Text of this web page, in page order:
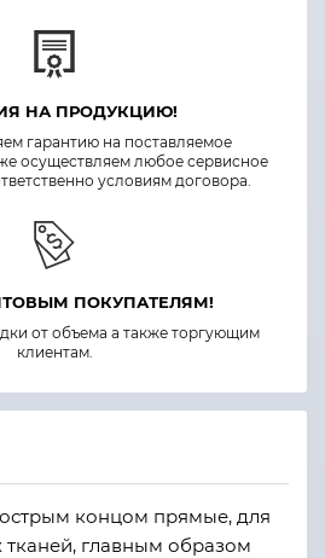
НА ПРОДУКЦИЮ!
гарантию на поставляемое
осуществляем любое сервисное
условиям договора.
ПОКУПАТЕЛЯМ!
от объема а также торгующим
клиентам.
концом прямые, для
тканей, главным образом